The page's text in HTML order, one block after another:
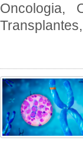
Oncologia,